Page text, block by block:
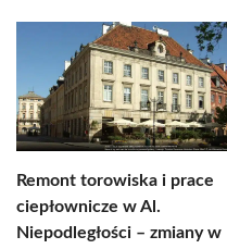
Remont torowiska i prace
ciepłownicze w Al.
Niepodległości – zmiany w